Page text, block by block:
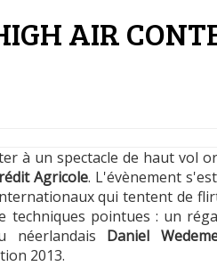
AIR
à un spectacle de haut vol
Agricole. L'évènement
qui tentent de
techniques pointues : un
néerlandais Daniel
2013.